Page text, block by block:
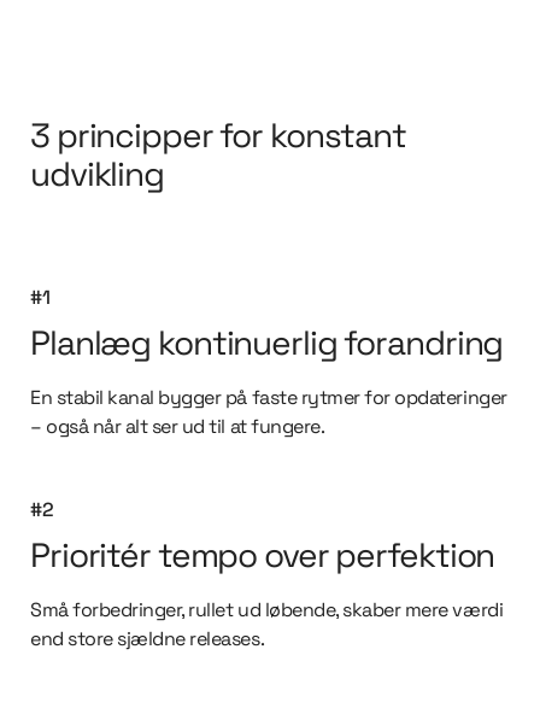
3 principper for konstant
udvikling
#1
Planlæg kontinuerlig forandring
En stabil kanal bygger på faste rytmer for opdateringer
– også når alt ser ud til at fungere.
#2
Prioritér tempo over perfektion
Små forbedringer, rullet ud løbende, skaber mere værdi
end store sjældne releases.